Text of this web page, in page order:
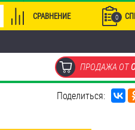
0
СРАВНЕНИЕ
ПРОДАЖА ОТ
Поделиться: